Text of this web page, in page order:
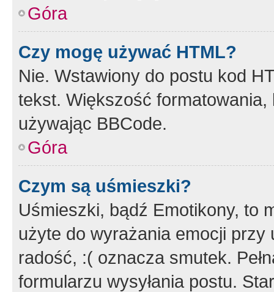
Góra
Czy mogę używać HTML?
Nie. Wstawiony do postu kod
tekst. Większość
używając BBCode.
Góra
Czym są uśmieszki?
Uśmieszki, bądź Emotikony, to
użyte do wyrażania emocji
radość, :( oznacza smutek.
formularzu wysyłania postu.